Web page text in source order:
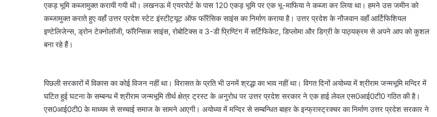
एकड़ भूमि कब्जामुक्त करायी गयी थी। लखनऊ में एयरपोर्ट के पास 120 एकड़ भूमि पर एक भू-माफिया ने कब्जा कर लिया था। हमने उस जमीन को
कब्जामुक्त कराते हुए वहाँ उत्तर प्रदेश स्टेट इंस्टीट्यूट ऑफ फॉरेंसिक साइंस का निर्माण कराया है। उत्तर प्रदेश के नौजवान वहाँ आर्टिफिशियल
इण्टेलिजेन्स, ड्रोन टेक्नोलॉजी, फॉरेन्सिक साइंस, रोबोटिक्स व 3-डी प्रिण्टिंग में सर्टिफिकेट, डिप्लोमा और डिग्री के पाठ्यक्रम से अपने आप को कुशल
बना रहे हैं।
पिछली सरकारों में विकास का कोई विजन नहीं था। विरासत के प्रति भी उनमें श्रद्धा का भाव नहीं था। विगत दिनों अयोध्या में श्रीराम जन्मभूमि मन्दिर में
घटित हुई घटना के सम्बन्ध में श्रीराम जन्मभूमि तीर्थ क्षेत्र ट्रस्ट के अनुरोध पर उत्तर प्रदेश सरकार ने एक हाई लेवल एस0आई0टी0 गठित की है।
एस0आई0टी0 के माध्यम से सच्चाई समाज के सामने आएगी। अयोध्या में मन्दिर से सम्बन्धित बाहर के इन्फ्रास्ट्रक्चर का निर्माण उत्तर प्रदेश सरकार ने